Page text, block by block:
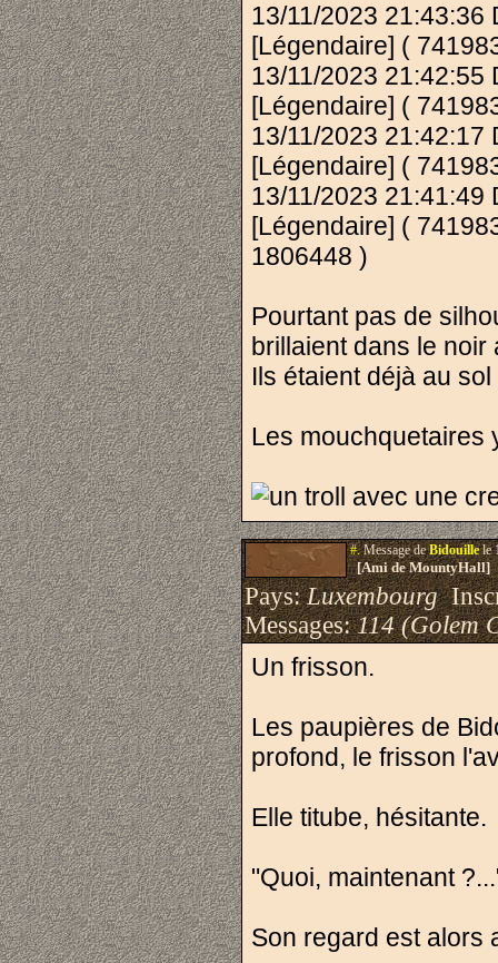
13/11/2023 21:43:36
[Légendaire] (
13/11/2023 21:42:55
[Légendaire] (
13/11/2023 21:42:17
[Légendaire] (
13/11/2023 21:41:49
[Légendaire] (
1806448 )
Pourtant pas de
brillaient dans le noir
Ils étaient déjà au
Les mouchquetaires
#.Message deBidouillele
[Ami de MountyHall]
Pays:Luxembourg
Messages:114 (Golem
Un frisson.
Les paupières de
profond, le frisson
Elle titube, hésitante.
"Quoi, maintenant
Son regard est alors